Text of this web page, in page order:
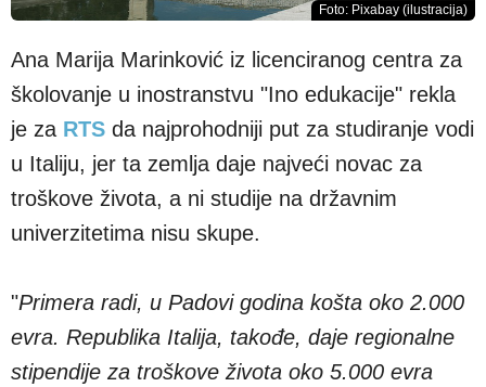
Foto: Pixabay (ilustracija)
Ana Marija Marinković iz licenciranog centra za
školovanje u inostranstvu "Ino edukacije" rekla
je za RTS da najprohodniji put za studiranje vodi
u Italiju, jer ta zemlja daje najveći novac za
troškove života, a ni studije na državnim
univerzitetima nisu skupe.
"Primera radi, u Padovi godina košta oko 2.000
evra. Republika Italija, takođe, daje regionalne
stipendije za troškove života oko 5.000 evra